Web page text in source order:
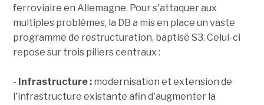
ferroviaire en Allemagne. Pour s'attaquer aux
multiples problèmes, la DB a mis en place un vaste
programme de restructuration, baptisé S3. Celui-ci
repose sur trois piliers centraux :
- Infrastructure :modernisation et extension de
l'infrastructure existante afin d'augmenter la